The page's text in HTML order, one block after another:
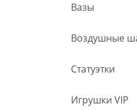
Вазы
Воздушные
Статуэтки
Игрушки VIP